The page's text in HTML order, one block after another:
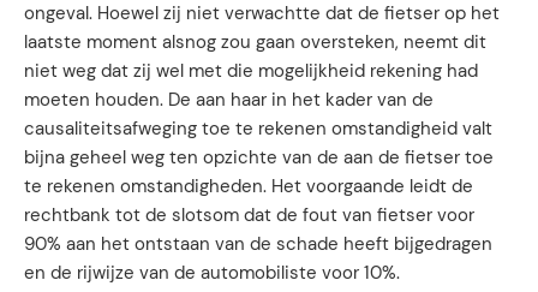
ongeval. Hoewel zij niet verwachtte dat de fietser op het
laatste moment alsnog zou gaan oversteken, neemt dit
niet weg dat zij wel met die mogelijkheid rekening had
moeten houden. De aan haar in het kader van de
causaliteitsafweging toe te rekenen omstandigheid valt
bijna geheel weg ten opzichte van de aan de fietser toe
te rekenen omstandigheden. Het voorgaande leidt de
rechtbank tot de slotsom dat de fout van fietser voor
90% aan het ontstaan van de schade heeft bijgedragen
en de rijwijze van de automobiliste voor 10%.